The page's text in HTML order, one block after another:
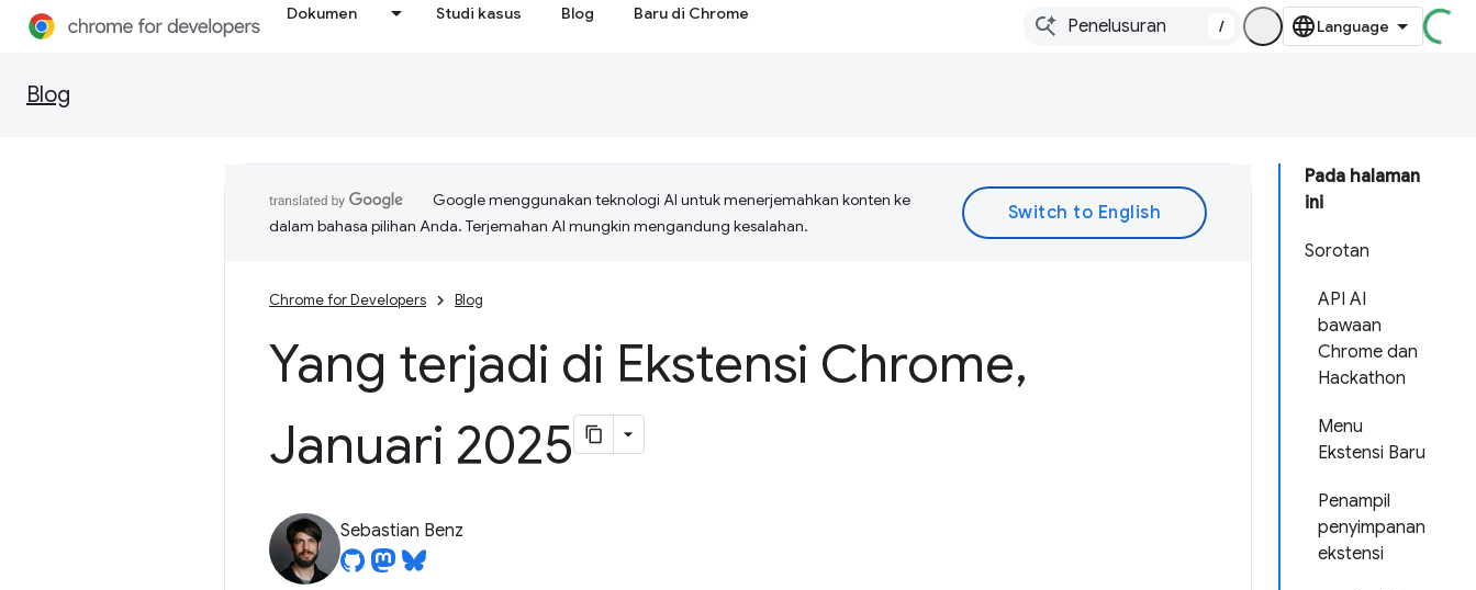
Dokumen Studi kasus Blog Baru di Chrome
/
Blog
Pada halaman
ini
Sorotan
API AI
bawaan
Chrome dan
Hackathon
Menu
Ekstensi Baru
Penampil
penyimpanan
ekstensi
Google menggunakan teknologi AI untuk menerjemahkan konten ke
dalam bahasa pilihan Anda. Terjemahan AI mungkin mengandung kesalahan.
Chrome for Developers Blog
Yang terjadi di Ekstensi Chrome,
Januari 2025
Sebastian Benz